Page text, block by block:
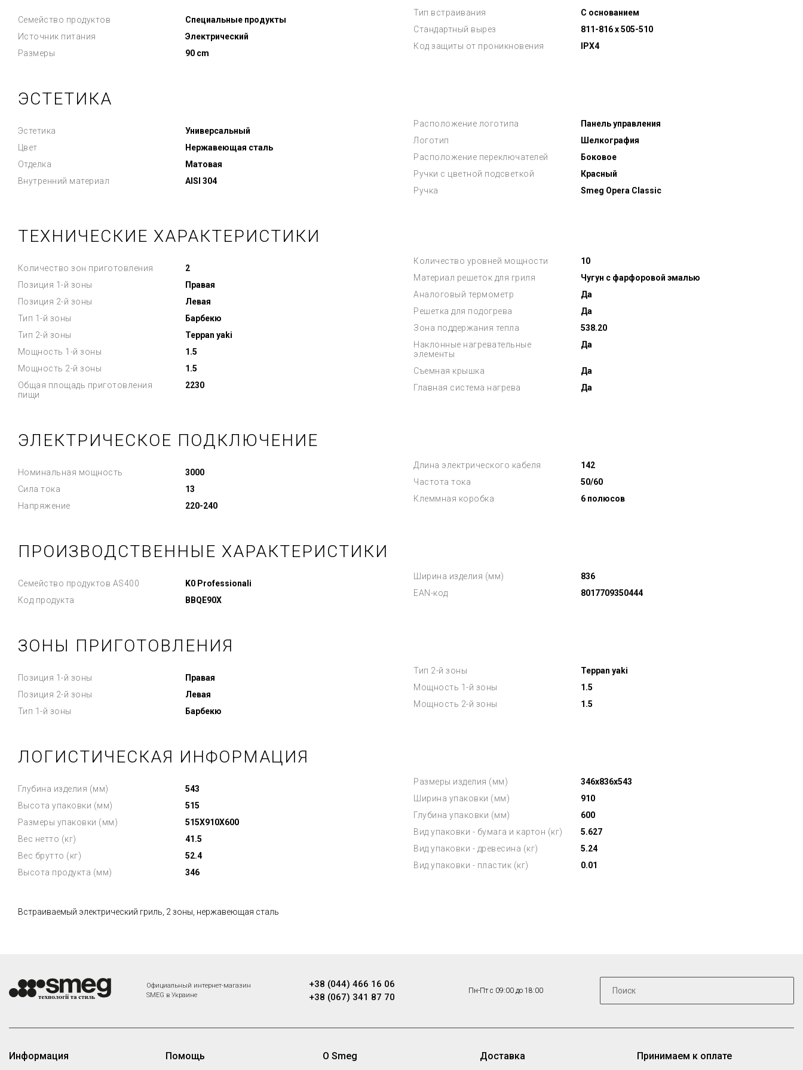
Семейство продуктов
Специальные продукты
Источник питания
Электрический
Размеры
90 cm
Тип встраивания
С основанием
Стандартный вырез
811-816 x 505-510
Код защиты от проникновения
IPX4
ЭСТЕТИКА
Эстетика
Универсальный
Цвет
Нержавеющая сталь
Отделка
Матовая
Внутренний материал
AISI 304
Расположение логотипа
Панель управления
Логотип
Шелкография
Расположение переключателей
Боковое
Ручки с цветной подсветкой
Красный
Ручка
Smeg Opera Classic
ТЕХНИЧЕСКИЕ ХАРАКТЕРИСТИКИ
Количество зон приготовления
2
Позиция 1-й зоны
Правая
Позиция 2-й зоны
Левая
Тип 1-й зоны
Барбекю
Тип 2-й зоны
Teppan yaki
Мощность 1-й зоны
1.5
Мощность 2-й зоны
1.5
Общая площадь приготовления
пищи
2230
Количество уровней мощности
10
Материал решеток для гриля
Чугун с фарфоровой эмалью
Аналоговый термометр
Да
Решетка для подогрева
Да
Зона поддержания тепла
538.20
Наклонные нагревательные
элементы
Да
Съемная крышка
Да
Главная система нагрева
Да
ЭЛЕКТРИЧЕСКОЕ ПОДКЛЮЧЕНИЕ
Номинальная мощность
3000
Сила тока
13
Напряжение
220-240
Длина электрического кабеля
142
Частота тока
50/60
Клеммная коробка
6 полюсов
ПРОИЗВОДСТВЕННЫЕ ХАРАКТЕРИСТИКИ
Семейство продуктов AS400
K0 Professionali
Код продукта
BBQE90X
Ширина изделия (мм)
836
EAN-код
8017709350444
ЗОНЫ ПРИГОТОВЛЕНИЯ
Позиция 1-й зоны
Правая
Позиция 2-й зоны
Левая
Тип 1-й зоны
Барбекю
Тип 2-й зоны
Teppan yaki
Мощность 1-й зоны
1.5
Мощность 2-й зоны
1.5
ЛОГИСТИЧЕСКАЯ ИНФОРМАЦИЯ
Глубина изделия (мм)
543
Высота упаковки (мм)
515
Размеры упаковки (мм)
515X910X600
Вес нетто (кг)
41.5
Вес брутто (кг)
52.4
Высота продукта (мм)
346
Размеры изделия (мм)
346x836x543
Ширина упаковки (мм)
910
Глубина упаковки (мм)
600
Вид упаковки - бумага и картон (кг)
5.627
Вид упаковки - древесина (кг)
5.24
Вид упаковки - пластик (кг)
0.01
Встраиваемый электрический гриль, 2 зоны, нержавеющая сталь
Официальный интернет-магазин
SMEG в Украине
+38 (044) 466 16 06
+38 (067) 341 87 70
Пн-Пт с 09:00 до 18:00
Информация Помощь О Smeg Доставка Принимаем к оплате